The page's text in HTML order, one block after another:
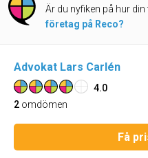
Är du nyfiken på hur
företag på Reco?
Advokat Lars Carlén
4.0
2 omdömen
Få